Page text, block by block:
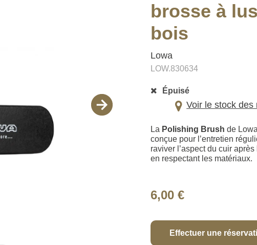
brosse à
bois
Lowa
LOW.830634
Épuisé
Voir le stock des
La Polishing Brush de
conçue pour l’entretien
raviver l’aspect du cuir
en respectant les matériaux.
6,00 €
Effectuer une